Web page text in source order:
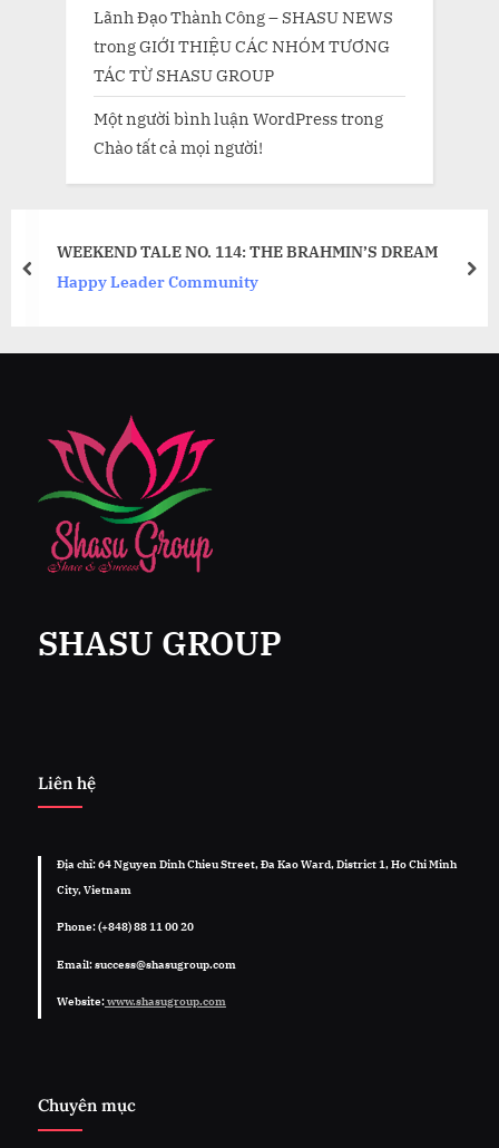
Lãnh Đạo Thành Công – SHASU NEWS
trongGIỚI THIỆU CÁC NHÓM TƯƠNG
TÁC TỪ SHASU GROUP
Một người bình luận WordPresstrong
Chào tất cả mọi người!
WEEKEND TALE NO. 114: THE BRAHMIN’S DREAM
Happy Leader Community
prev
SHASU GROUP
Liên hệ
Địa chỉ: 64 Nguyen Dinh Chieu Street, Đa Kao Ward, District 1, Ho Chi Minh
City, Vietnam
Phone: (+848) 88 11 00 20
Email: success@shasugroup.com
Website:www.shasugroup.com
Chuyên mục